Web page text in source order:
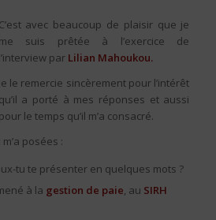
C’est avec beaucoup de plaisir que je
me suis prêtée à l’exercice de
l’interview par Lilian Mahoukou.
Je le remercie sincèrement pour l’intérêt
qu’il a porté à mes réponses et aussi
pour le temps qu’il m’a consacré.
m’a posées :
tu te présenter en quelques mots ?
à la gestion de paie, au SIRH